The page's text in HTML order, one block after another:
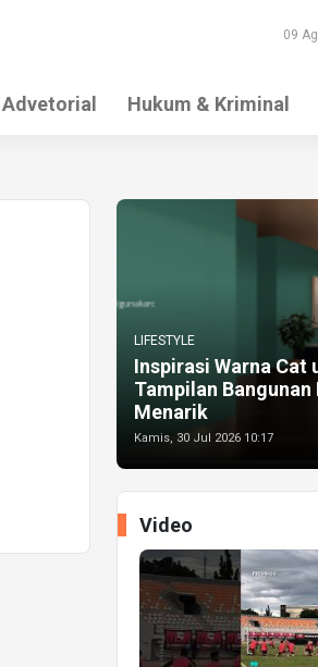
09
Advetorial Hukum & Kriminal
LIFESTYLE
Inspirasi Warna Cat
Tampilan Bangunan
Menarik
Kamis, 30 Jul 2026 10:17
Video